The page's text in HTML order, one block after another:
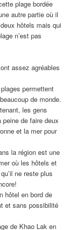
plage bordée
autre partie où il
hôtels mais qui
n’est pas
assez agréables
permettent
de monde.
les gens
peine de faire deux
et la mer pour
la région est une
où les hôtels et
ne reste plus
hôtel en bord de
et sans possibilité
de Khao Lak en